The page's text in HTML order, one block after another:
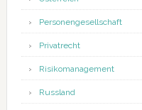
Personengesellschaft
Privatrecht
Risikomanagement
Russland